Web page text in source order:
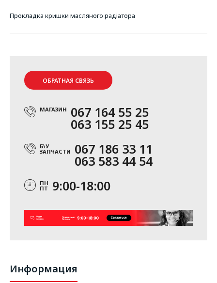
Прокладка кришки масляного радіатора
ОБРАТНАЯ СВЯЗЬ
МАГАЗИН 067 164 55 25
063 155 25 45
Б\У
ЗАПЧАСТИ 067 186 33 11
063 583 44 54
ПН
ПТ 9:00-18:00
Информация